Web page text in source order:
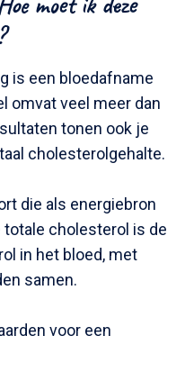
is een bloedafname
omvat veel meer dan
tonen ook je
cholesterolgehalte.
die als energiebron
cholesterol is de
in het bloed, met
samen.
voor een